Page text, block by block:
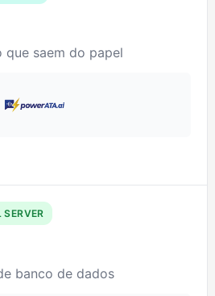
que saem do papel
banco de dados